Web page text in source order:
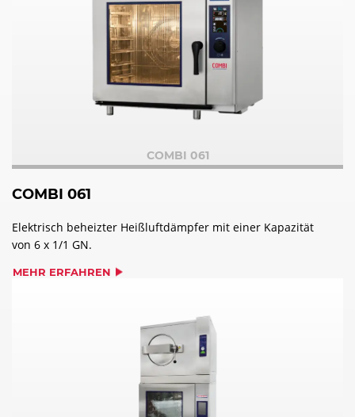
COMBI 061
COMBI 061
Elektrisch beheizter Heißluftdämpfer mit einer Kapazität
von 6 x 1/1 GN.
MEHR ERFAHREN